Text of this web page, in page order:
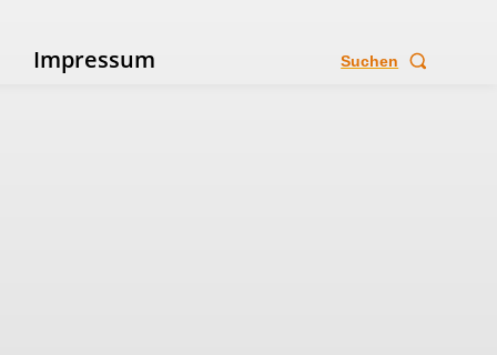
Impressum Suchen